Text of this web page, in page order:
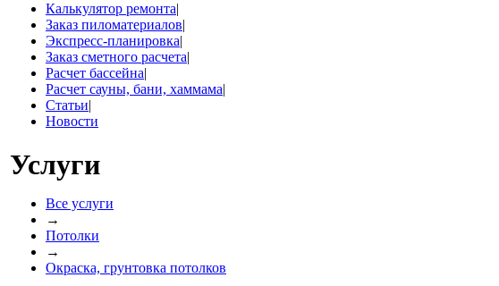
Калькулятор ремонта|
Заказ пиломатериалов|
Экспресс-планировка|
Заказ сметного расчета|
Расчет бассейна|
Расчет сауны, бани, хаммама|
Статьи|
Новости
Услуги
Все услуги
→
Потолки
→
Окраска, грунтовка потолков